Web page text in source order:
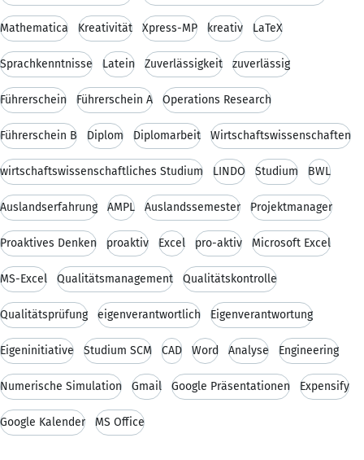
Mathematica Kreativität Xpress-MP kreativ LaTeX
Sprachkenntnisse Latein Zuverlässigkeit zuverlässig
Führerschein Führerschein A Operations Research
Führerschein B Diplom Diplomarbeit Wirtschaftswissenschaften
wirtschaftswissenschaftliches Studium LINDO Studium BWL
Auslandserfahrung AMPL Auslandssemester Projektmanager
Proaktives Denken proaktiv Excel pro-aktiv Microsoft Excel
MS-Excel Qualitätsmanagement Qualitätskontrolle
Qualitätsprüfung eigenverantwortlich Eigenverantwortung
Eigeninitiative Studium SCM CAD Word Analyse Engineering
Numerische Simulation Gmail Google Präsentationen Expensify
Google Kalender MS Office